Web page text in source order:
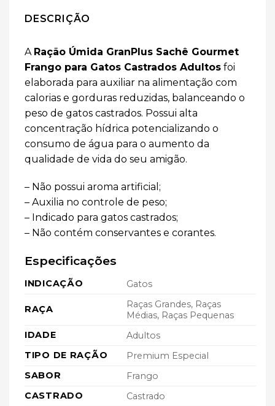
DESCRIÇÃO
A Ração Úmida GranPlus Sachê Gourmet
Frango para Gatos Castrados Adultos foi
elaborada para auxiliar na alimentação com
calorias e gorduras reduzidas, balanceando o
peso de gatos castrados. Possui alta
concentração hídrica potencializando o
consumo de água para o aumento da
qualidade de vida do seu amigão.
– Não possui aroma artificial;
– Auxilia no controle de peso;
– Indicado para gatos castrados;
– Não contém conservantes e corantes.
Especificações
INDICAÇÃO Gatos
RAÇA
Raças Grandes, Raças
Médias, Raças Pequenas
IDADE
Adultos
TIPO DE RAÇÃO
Premium Especial
SABOR
Frango
CASTRADO
Castrado